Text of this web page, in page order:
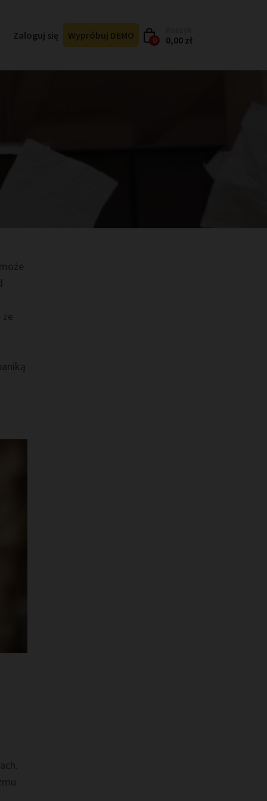
Zaloguj się Wypróbuj DEMO 0 0,00 zł